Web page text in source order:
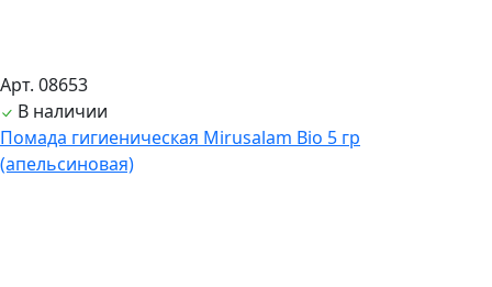
Арт. 08653
В наличии
Помада гигиеническая Mirusalam Bio 5 гр
(апельсиновая)